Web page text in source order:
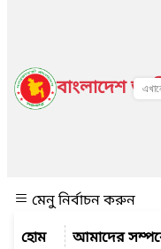
বাংলাদেশ
মেনু নির্বাচন করুন
আমাদের